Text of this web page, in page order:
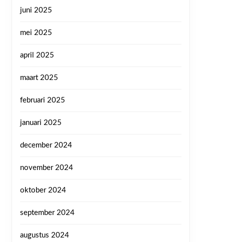
juni 2025
mei 2025
april 2025
maart 2025
februari 2025
januari 2025
december 2024
november 2024
oktober 2024
september 2024
augustus 2024